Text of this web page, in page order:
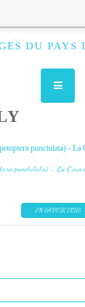
DU PAYS
punctulata) -
EN SAVOIR PLUS